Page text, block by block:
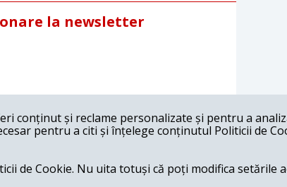
la newsletter
conținut și reclame personalizate și pentru a
pentru a citi și înțelege conținutul Politicii de
de Cookie. Nu uita totuși că poți modifica setările